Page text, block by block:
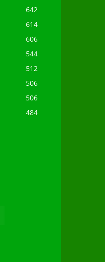
642
614
606
544
512
506
506
484